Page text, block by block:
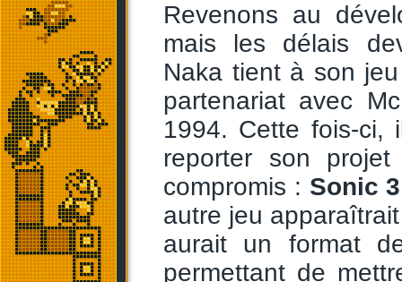
Revenons au
mais les délais
Naka tient à son
partenariat avec
1994. Cette fois-ci,
reporter son
compromis : Sonic 3
autre jeu
aurait un format
permettant de